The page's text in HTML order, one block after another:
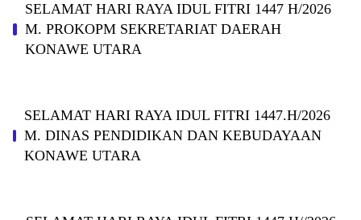
SELAMAT HARI RAYA IDUL FITRI 1447 H/2026
M. PROKOPM SEKRETARIAT DAERAH
KONAWE UTARA
SELAMAT HARI RAYA IDUL FITRI 1447.H/2026
M. DINAS PENDIDIKAN DAN KEBUDAYAAN
KONAWE UTARA